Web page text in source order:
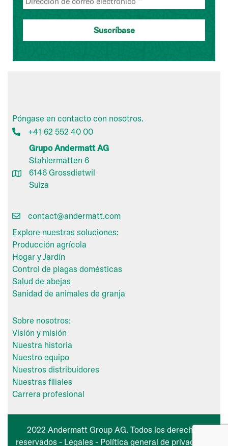
Póngase en contacto con nosotros.
+41 62 552 40 00
Grupo Andermatt AG
Stahlermatten 6
6146 Grossdietwil
Suiza
contact@andermatt.com
Explore nuestras soluciones:
Producción agrícola
Hogar y Jardín
Control de plagas domésticas
Salud de abejas
Sanidad de animales de granja
Sobre nosotros:
Visión y misión
Nuestra historia
Nuestro equipo
Nuestros distribuidores
Nuestras filiales
Carrera profesional
2022 Andermatt Group AG. Todos los derechos
reservados - Legales - Política general de privacidad